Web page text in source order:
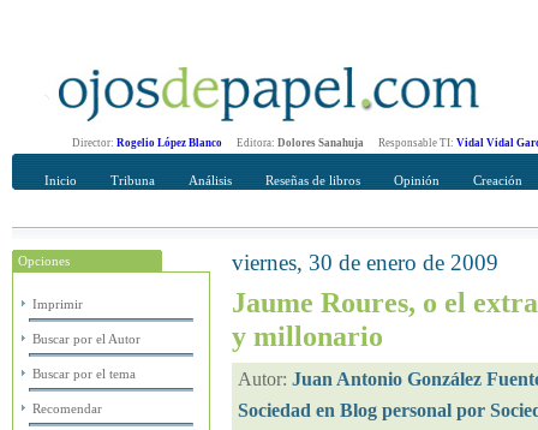
Director: Rogelio López Blanco Editora: Dolores Sanahuja Responsable TI: Vidal Vidal
Inicio Tribuna Análisis Reseñas de libros Opinión Creación
Opciones
Imprimir
Buscar por el Autor
Buscar por el tema
Recomendar
Recomendar
viernes, 30 de enero de 2009
Jaume Roures, o el
y millonario
Autor: Juan Antonio González
Sociedad en Blog personal por